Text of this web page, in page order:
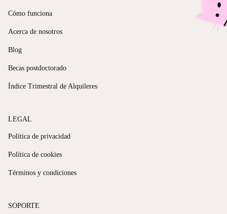
Cómo funciona
Acerca de nosotros
Blog
Becas postdoctorado
Índice Trimestral de Alquileres
LEGAL
Política de privacidad
Política de cookies
Términos y condiciones
SOPORTE